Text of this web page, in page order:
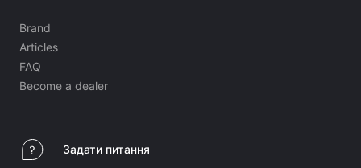
Brand
Articles
FAQ
Become a dealer
Задати питання